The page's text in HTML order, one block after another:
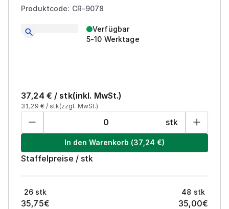
Produktcode: CR-9078
Verfügbar
5-10 Werktage
37,24 € / stk(inkl. MwSt.)
31,29 € /stk(zzgl. MwSt.)
stk
In den Warenkorb (37,24 €)
Staffelpreise / stk
26 stk
35,75€
48 stk
35,00€